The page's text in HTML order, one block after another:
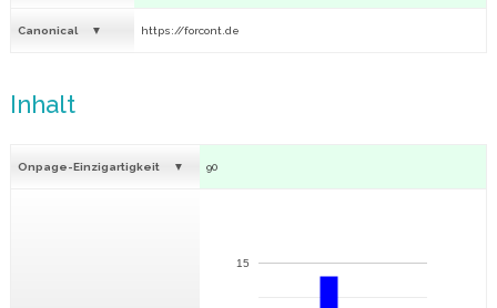
Canonical https://forcont.de
Inhalt
Onpage-Einzigartigkeit 90
15